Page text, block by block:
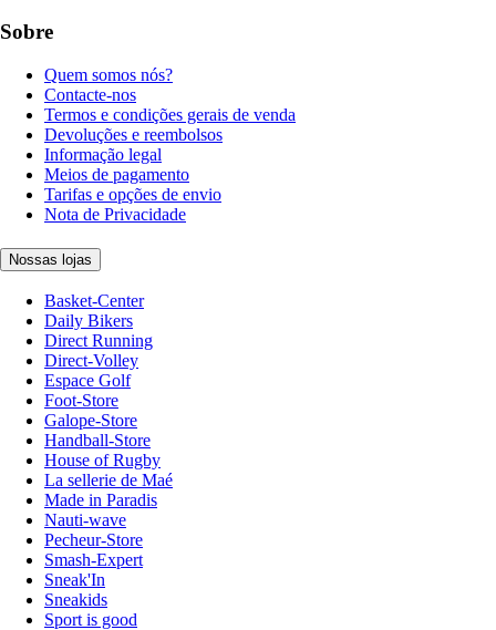
Sobre
Quem somos nós?
Contacte-nos
Termos e condições gerais de venda
Devoluções e reembolsos
Informação legal
Meios de pagamento
Tarifas e opções de envio
Nota de Privacidade
Nossas lojas
Basket-Center
Daily Bikers
Direct Running
Direct-Volley
Espace Golf
Foot-Store
Galope-Store
Handball-Store
House of Rugby
La sellerie de Maé
Made in Paradis
Nauti-wave
Pecheur-Store
Smash-Expert
Sneak'In
Sneakids
Sport is good